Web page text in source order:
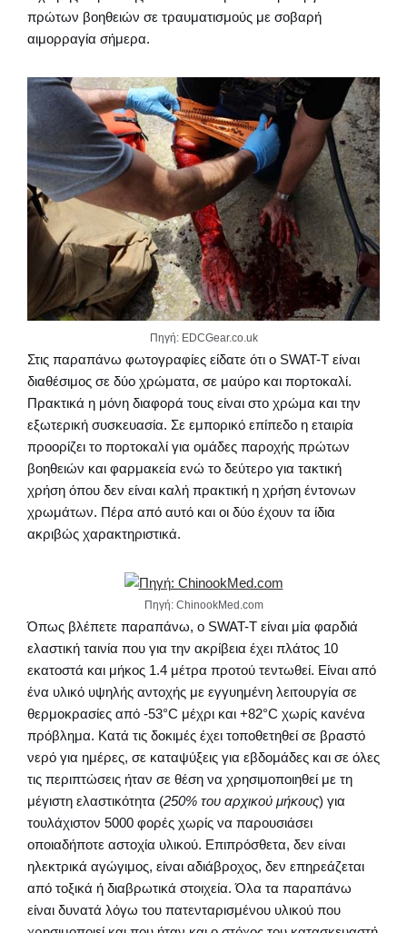
πρώτων βοηθειών σε τραυματισμούς με σοβαρή
αιμορραγία σήμερα.
Πηγή: EDCGear.co.uk
Στις παραπάνω φωτογραφίες είδατε ότι ο SWAT-T είναι
διαθέσιμος σε δύο χρώματα, σε μαύρο και πορτοκαλί.
Πρακτικά η μόνη διαφορά τους είναι στο χρώμα και την
εξωτερική συσκευασία. Σε εμπορικό επίπεδο η εταιρία
προορίζει το πορτοκαλί για ομάδες παροχής πρώτων
βοηθειών και φαρμακεία ενώ το δεύτερο για τακτική
χρήση όπου δεν είναι καλή πρακτική η χρήση έντονων
χρωμάτων. Πέρα από αυτό και οι δύο έχουν τα ίδια
ακριβώς χαρακτηριστικά.
Πηγή: ChinookMed.com
Όπως βλέπετε παραπάνω, ο SWAT-T είναι μία φαρδιά
ελαστική ταινία που για την ακρίβεια έχει πλάτος 10
εκατοστά και μήκος 1.4 μέτρα προτού τεντωθεί. Είναι από
ένα υλικό υψηλής αντοχής με εγγυημένη λειτουργία σε
θερμοκρασίες από -53°C μέχρι και +82°C χωρίς κανένα
πρόβλημα. Κατά τις δοκιμές έχει τοποθετηθεί σε βραστό
νερό για ημέρες, σε καταψύξεις για εβδομάδες και σε όλες
τις περιπτώσεις ήταν σε θέση να χρησιμοποιηθεί με τη
μέγιστη ελαστικότητα (250% του αρχικού μήκους) για
τουλάχιστον 5000 φορές χωρίς να παρουσιάσει
οποιαδήποτε αστοχία υλικού. Επιπρόσθετα, δεν είναι
ηλεκτρικά αγώγιμος, είναι αδιάβροχος, δεν επηρεάζεται
από τοξικά ή διαβρωτικά στοιχεία. Όλα τα παραπάνω
είναι δυνατά λόγω του πατενταρισμένου υλικού που